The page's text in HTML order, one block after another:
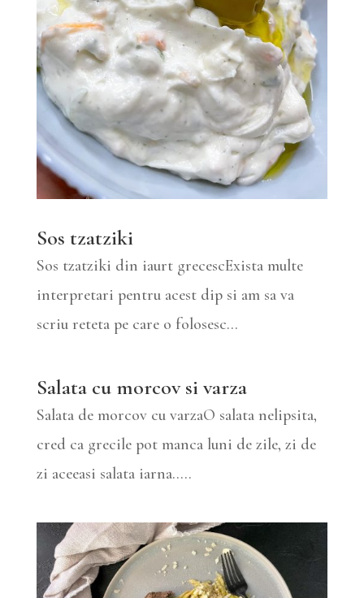
Sos tzatziki
Sos tzatziki din iaurt grecescExista multe
interpretari pentru acest dip si am sa va
scriu reteta pe care o folosesc...
Salata cu morcov si varza
Salata de morcov cu varzaO salata nelipsita,
cred ca grecile pot manca luni de zile, zi de
zi aceeasi salata iarna.....